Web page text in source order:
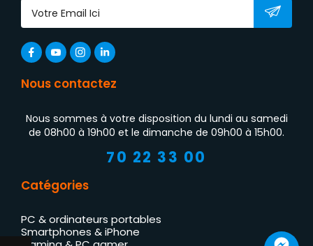
Nous contactez
Nous sommes à votre disposition du lundi au samedi
de 08h00 à 19h00 et le dimanche de 09h00 à 15h00.
70 22 33 00
Catégories
PC & ordinateurs portables
Smartphones & iPhone